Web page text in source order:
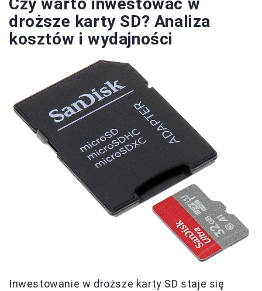
droższe karty SD? Analiza
kosztów i wydajności
Inwestowanie w droższe karty SD staje się